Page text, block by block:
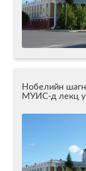
Нобелийн
МУИС-д лекц